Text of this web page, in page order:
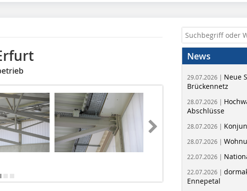
News
29.07.2026 | Neue
Brückennetz
28.07.2026 |
Abschlüsse
28.07.2026 |
28.07.2026 |
22.07.2026 |
22.07.2026 |
Ennepetal